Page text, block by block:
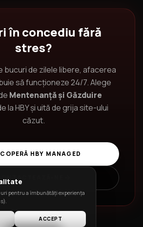
pentru a îmbunătăți experiența
ACCEPT
în concediu fără
stres?
bucuri de zilele libere, afacerea
să funcționeze 24/7. Alege
Mentenanță și Găzduire
la HBY și uită de grija site-ului
căzut.
HBY MANAGED
NE